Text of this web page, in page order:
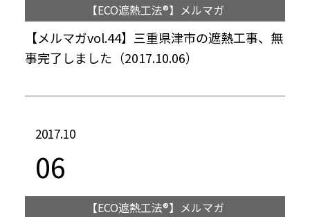
【ECO遮熱工法®】メルマガ
【メルマガvol.44】三重県津市の遮熱工事、無
事完了しました（2017.10.06）
2017.10
06
【ECO遮熱工法®】メルマガ